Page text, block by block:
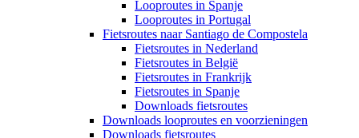
Looproutes in Spanje
Looproutes in Portugal
Fietsroutes naar Santiago de Compostela
Fietsroutes in Nederland
Fietsroutes in België
Fietsroutes in Frankrijk
Fietsroutes in Spanje
Downloads fietsroutes
Downloads looproutes en voorzieningen
Downloads fietsroutes